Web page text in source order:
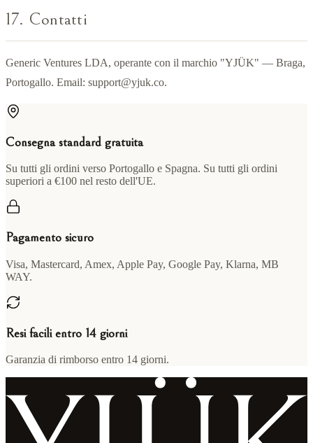
17. Contatti
Generic Ventures LDA, operante con il marchio "YJÜK" — Braga,
Portogallo. Email: support@yjuk.co.
Consegna standard gratuita
Su tutti gli ordini verso Portogallo e Spagna. Su tutti gli ordini
superiori a €100 nel resto dell'UE.
Pagamento sicuro
Visa, Mastercard, Amex, Apple Pay, Google Pay, Klarna, MB
WAY.
Resi facili entro 14 giorni
Garanzia di rimborso entro 14 giorni.